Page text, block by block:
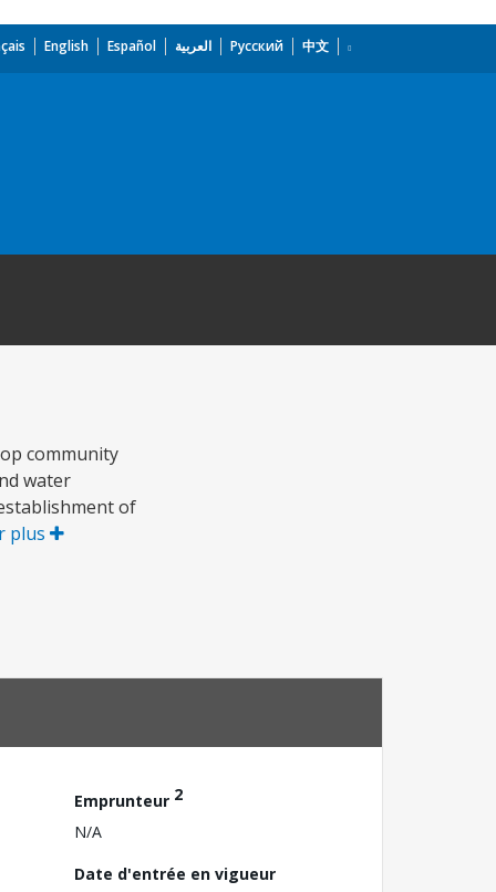
English Español العربية Русский 中文
community
water
of
plus
Emprunteur 2
N/A
Date d'entrée en vigueur